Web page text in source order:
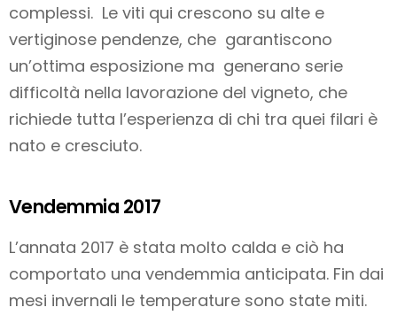
complessi. Le viti qui crescono su alte e
vertiginose pendenze, che garantiscono
un’ottima esposizione ma generano serie
difficoltà nella lavorazione del vigneto, che
richiede tutta l’esperienza di chi tra quei filari è
nato e cresciuto.
Vendemmia 2017
L’annata 2017 è stata molto calda e ciò ha
comportato una vendemmia anticipata. Fin dai
mesi invernali le temperature sono state miti.